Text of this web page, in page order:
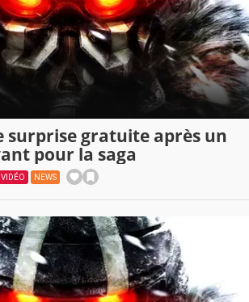
surprise gratuite après un
pour la saga
NEWS